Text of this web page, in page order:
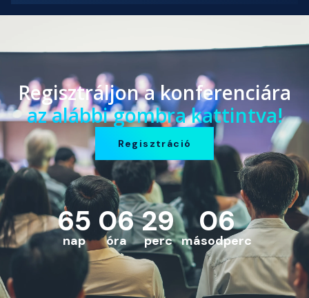
Regisztráljon a konferenciára
az alábbi gombra kattintva!
Regisztráció
65
nap
06
óra
29
perc
05
másodperc